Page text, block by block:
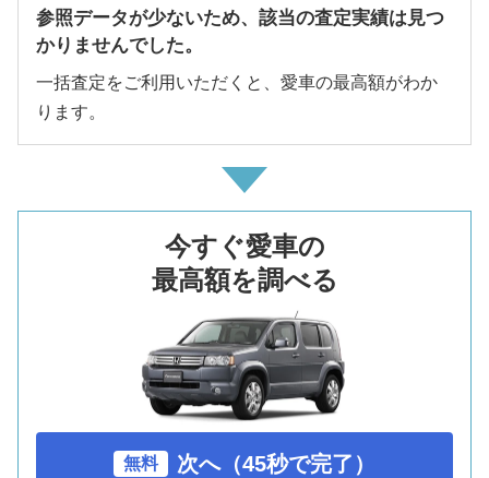
参照データが少ないため、該当の査定実績は見つ
かりませんでした。
一括査定をご利用いただくと、愛車の最高額がわか
ります。
今すぐ愛車の
最高額を調べる
無料 次へ（45秒で完了）